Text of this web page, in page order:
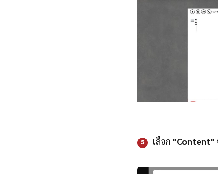
5 เลือก "Content"